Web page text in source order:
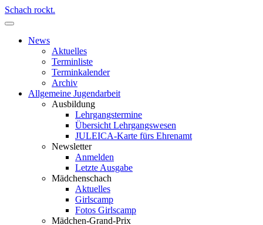
Schach rockt.
News
Aktuelles
Terminliste
Terminkalender
Archiv
Allgemeine Jugendarbeit
Ausbildung
Lehrgangstermine
Übersicht Lehrgangswesen
JULEICA-Karte fürs Ehrenamt
Newsletter
Anmelden
Letzte Ausgabe
Mädchenschach
Aktuelles
Girlscamp
Fotos Girlscamp
Mädchen-Grand-Prix